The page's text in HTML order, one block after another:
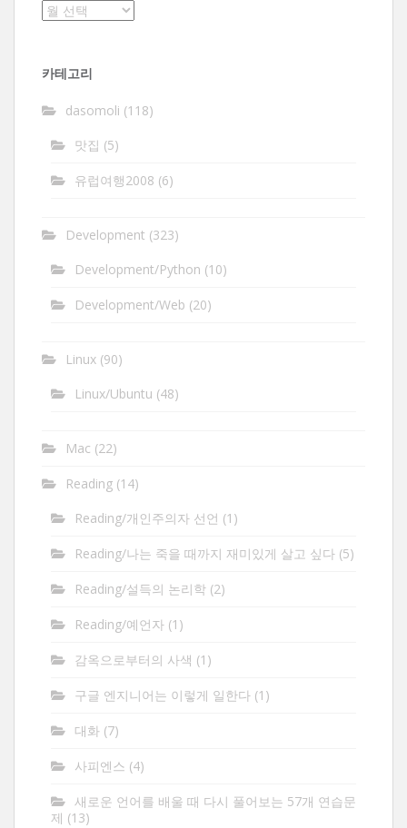
보
카테고리
dasomoli (118)
맛집 (5)
유럽여행2008 (6)
Development (323)
Development/Python (10)
Development/Web (20)
Linux (90)
Linux/Ubuntu (48)
Mac (22)
Reading (14)
Reading/개인주의자 선언 (1)
Reading/나는 죽을 때까지 재미있게 살고 싶다 (5)
Reading/설득의 논리학 (2)
Reading/예언자 (1)
감옥으로부터의 사색 (1)
구글 엔지니어는 이렇게 일한다 (1)
대화 (7)
사피엔스 (4)
새로운 언어를 배울 때 다시 풀어보는 57개 연습문
제 (13)